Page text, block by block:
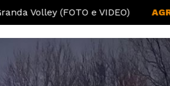
Volley (FOTO e VIDEO)